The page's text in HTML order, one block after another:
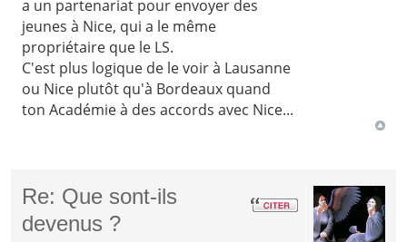
a un partenariat pour envoyer des
jeunes à Nice, qui a le même
propriétaire que le LS.
C'est plus logique de le voir à Lausanne
ou Nice plutôt qu'à Bordeaux quand
ton Académie à des accords avec Nice...
Re: Que sont-ils
devenus ?